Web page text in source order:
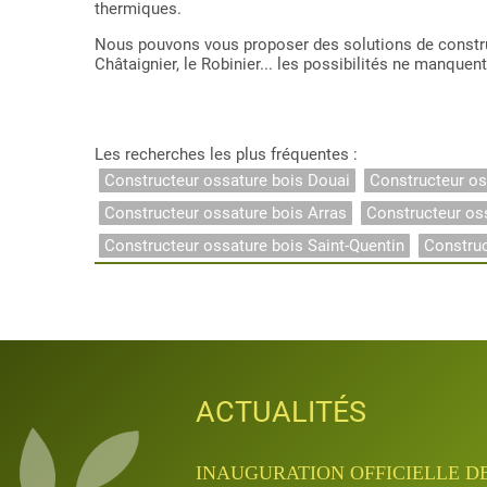
thermiques.
Nous pouvons vous proposer des solutions de
Châtaignier, le Robinier... les possibilités ne
Les recherches les plus fréquentes :
Constructeur ossature bois Douai
Constructeur
Constructeur ossature bois Arras
Constructeur
Constructeur ossature bois Saint-Quentin
ACTUALITÉS
INAUGURATION QUANTA
ACTUALITÉS
INAUGURATION OFFICIELLE
ACTUALITÉS
JOURNÉES PORTES OUVERTES
ACTUALITÉS
APPRENTISSAGE &
ACTUALITÉS
APPRENTISSAGE &